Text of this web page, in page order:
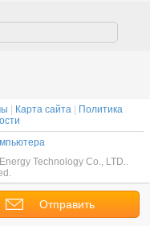
плотности 18650
Отправить
| Карта сайта| Политика
Technology Co., LTD..